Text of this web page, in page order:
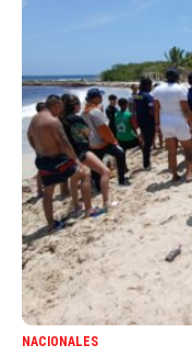
NACIONALES